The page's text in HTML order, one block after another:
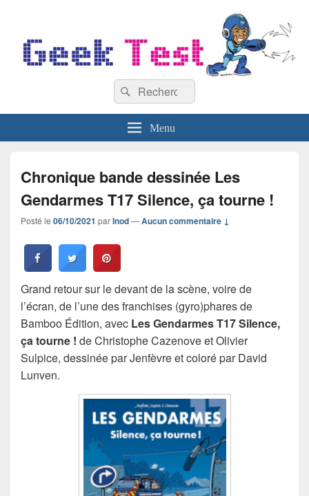
Recherche :
Rechercher
Menu
Chronique bande dessinée Les
Gendarmes T17 Silence, ça tourne !
Posté le 06/10/2021 parInod—Aucun commentaire ↓
Grand retour sur le devant de la scène, voire de
l’écran, de l’une des franchises (gyro)phares de
Bamboo Édition, avec Les Gendarmes T17 Silence,
ça tourne ! de Christophe Cazenove et Olivier
Sulpice, dessinée par Jenfèvre et coloré par David
Lunven.